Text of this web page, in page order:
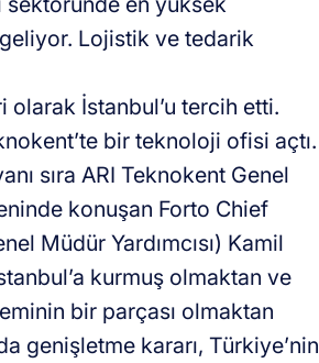
geliyor. Lojistik ve tedarik
olarak İstanbul’u tercih etti.
bir teknoloji ofisi açtı.
sıra ARI Teknokent Genel
konuşan Forto Chief
Müdür Yardımcısı) Kamil
kurmuş olmaktan ve
bir parçası olmaktan
genişletme kararı, Türkiye’nin